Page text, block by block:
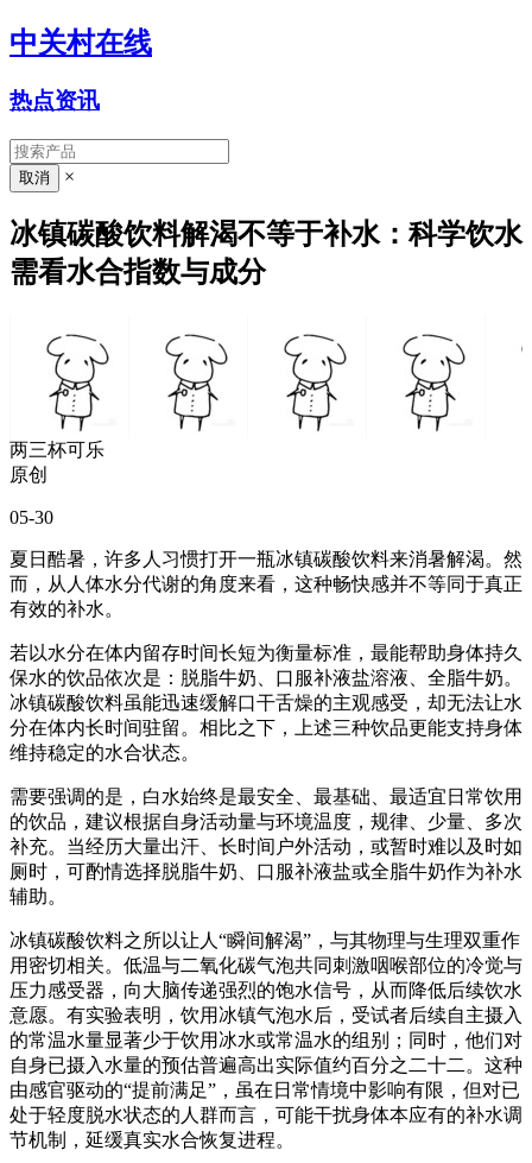
中关村在线
热点资讯
×
冰镇碳酸饮料解渴不等于补水：科学饮水
需看水合指数与成分
两三杯可乐
原创
05-30
夏日酷暑，许多人习惯打开一瓶冰镇碳酸饮料来消暑解渴。然
而，从人体水分代谢的角度来看，这种畅快感并不等同于真正
有效的补水。
若以水分在体内留存时间长短为衡量标准，最能帮助身体持久
保水的饮品依次是：脱脂牛奶、口服补液盐溶液、全脂牛奶。
冰镇碳酸饮料虽能迅速缓解口干舌燥的主观感受，却无法让水
分在体内长时间驻留。相比之下，上述三种饮品更能支持身体
维持稳定的水合状态。
需要强调的是，白水始终是最安全、最基础、最适宜日常饮用
的饮品，建议根据自身活动量与环境温度，规律、少量、多次
补充。当经历大量出汗、长时间户外活动，或暂时难以及时如
厕时，可酌情选择脱脂牛奶、口服补液盐或全脂牛奶作为补水
辅助。
冰镇碳酸饮料之所以让人“瞬间解渴”，与其物理与生理双重作
用密切相关。低温与二氧化碳气泡共同刺激咽喉部位的冷觉与
压力感受器，向大脑传递强烈的饱水信号，从而降低后续饮水
意愿。有实验表明，饮用冰镇气泡水后，受试者后续自主摄入
的常温水量显著少于饮用冰水或常温水的组别；同时，他们对
自身已摄入水量的预估普遍高出实际值约百分之二十二。这种
由感官驱动的“提前满足”，虽在日常情境中影响有限，但对已
处于轻度脱水状态的人群而言，可能干扰身体本应有的补水调
节机制，延缓真实水合恢复进程。